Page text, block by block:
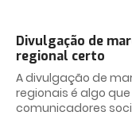
Divulgação de
regional certo
A divulgação de
regionais é algo
comunicadores